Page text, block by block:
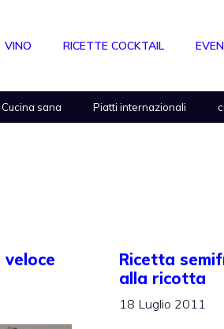
VINO RICETTE COCKTAIL
Cucina sana Piatti internazionali
Ricetta
alla ricotta
18 Luglio 2011